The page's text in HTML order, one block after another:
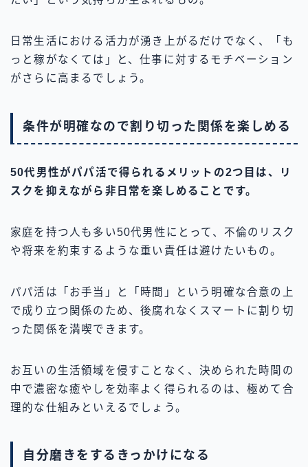
日常生活における活力が湧き上がるだけでなく、「も
っと稼がなくては」と、仕事に対するモチベーション
がさらに高まるでしょう。
条件が明確なので割り切った関係を楽しめる
50代男性がパパ活で得られるメリットの2つ目は、リ
スクを抑えながら非日常を楽しめることです。
家庭を持つ人も多い50代男性にとって、不倫のリスク
や将来を約束するような重い責任は避けたいもの。
パパ活は「お手当」と「時間」という明確な合意の上
で成り立つ関係のため、後腐れなくスマートに割り切
った関係を満喫できます。
お互いの生活領域を侵すことなく、決められた時間の
中で濃密な癒やしを効率よく得られるのは、極めて合
理的な仕組みといえるでしょう。
自分磨きをするきっかけになる